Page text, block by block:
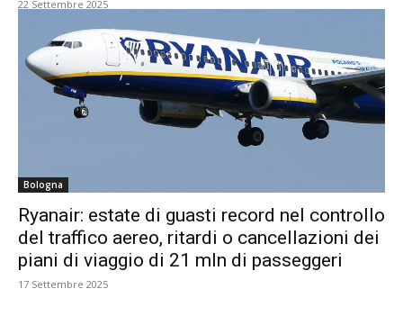
22 Settembre 2025
Bologna
Ryanair: estate di guasti record nel controllo
del traffico aereo, ritardi o cancellazioni dei
piani di viaggio di 21 mln di passeggeri
17 Settembre 2025